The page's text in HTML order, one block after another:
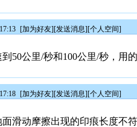
[加为好友][发送消息][个人空间]
50公里/秒和100公里/秒，用
[加为好友][发送消息][个人空间]
滑动摩擦出现的印痕长度不